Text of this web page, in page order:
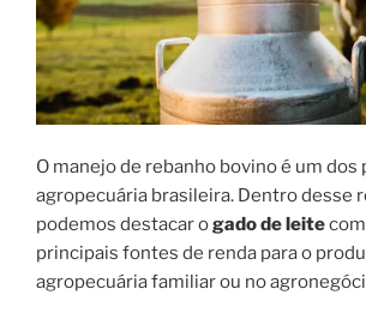
O manejo de rebanho bovino é um dos
agropecuária brasileira. Dentro desse
podemos destacar ogado de leite
principais fontes de renda para o
agropecuária familiar ou no